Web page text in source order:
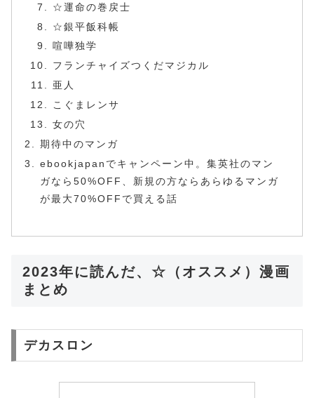
☆運命の巻戻士
☆銀平飯科帳
喧嘩独学
フランチャイズつくだマジカル
亜人
こぐまレンサ
女の穴
期待中のマンガ
ebookjapanでキャンペーン中。集英社のマン
ガなら50%OFF、新規の方ならあらゆるマンガ
が最大70%OFFで買える話
2023年に読んだ、☆（オススメ）漫画
まとめ
デカスロン